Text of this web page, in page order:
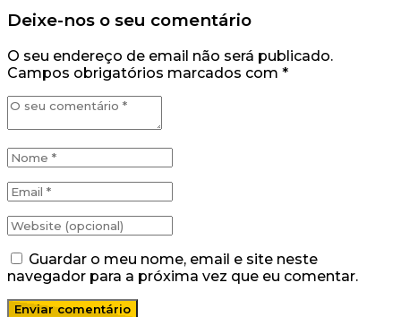
Deixe-nos o seu comentário
O seu endereço de email não será publicado.
Campos obrigatórios marcados com *
Guardar o meu nome, email e site neste
navegador para a próxima vez que eu comentar.